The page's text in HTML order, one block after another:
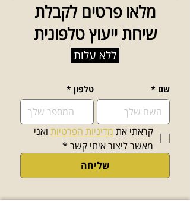
מלאו פרטים לקבלת
שיחת ייעוץ טלפונית
ללא עלות
שם * טלפון *
קראתי את מדיניות הפרטיות
מאשר ליצור איתי קשר *
שליחה